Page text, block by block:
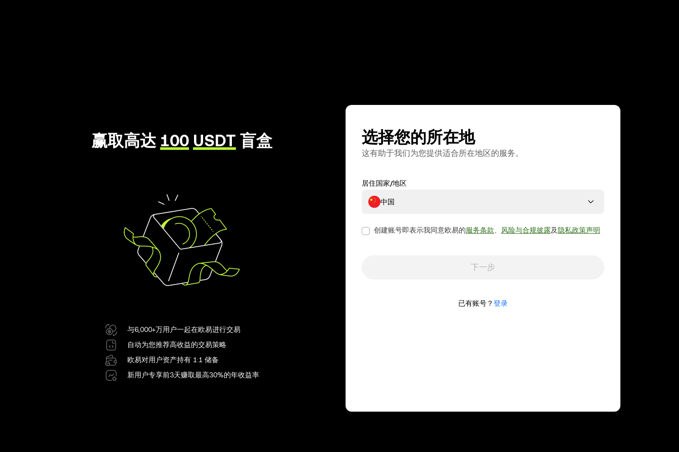
赢取高达 100 USDT 盲盒
与6,000+万用户一起在欧易进行交易
自动为您推荐高收益的交易策略
欧易对用户资产持有 1:1 储备
新用户专享前3天赚取最高30%的年收益率
选择您的所在地
这有助于我们为您提供适合所在地区的服务。
居住国家/地区
中国
创建账号即表示我同意欧易的服务条款 风险与合规披露及 隐私政策声明
下一步
已有账号？登录